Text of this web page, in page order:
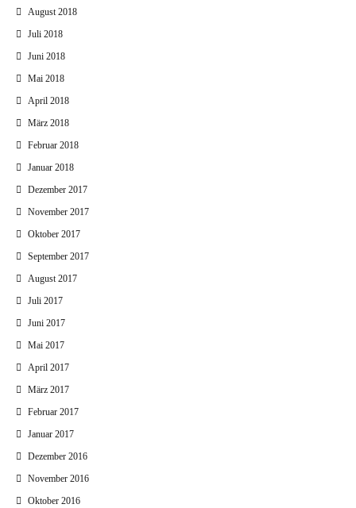
August 2018
Juli 2018
Juni 2018
Mai 2018
April 2018
März 2018
Februar 2018
Januar 2018
Dezember 2017
November 2017
Oktober 2017
September 2017
August 2017
Juli 2017
Juni 2017
Mai 2017
April 2017
März 2017
Februar 2017
Januar 2017
Dezember 2016
November 2016
Oktober 2016